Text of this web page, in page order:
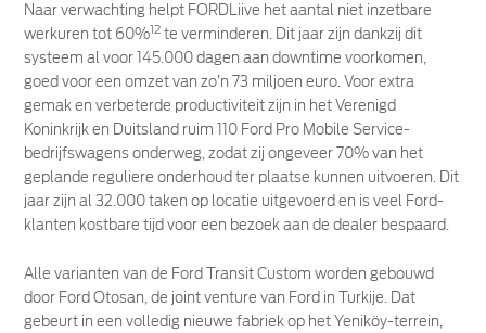
Naar verwachting helpt FORDLiive het aantal niet inzetbare
werkuren tot 60%12 te verminderen. Dit jaar zijn dankzij dit
systeem al voor 145.000 dagen aan downtime voorkomen,
goed voor een omzet van zo’n 73 miljoen euro. Voor extra
gemak en verbeterde productiviteit zijn in het Verenigd
Koninkrijk en Duitsland ruim 110 Ford Pro Mobile Service-
bedrijfswagens onderweg, zodat zij ongeveer 70% van het
geplande reguliere onderhoud ter plaatse kunnen uitvoeren. Dit
jaar zijn al 32.000 taken op locatie uitgevoerd en is veel Ford-
klanten kostbare tijd voor een bezoek aan de dealer bespaard.
Alle varianten van de Ford Transit Custom worden gebouwd
door Ford Otosan, de joint venture van Ford in Turkije. Dat
gebeurt in een volledig nieuwe fabriek op het Yeniköy-terrein,